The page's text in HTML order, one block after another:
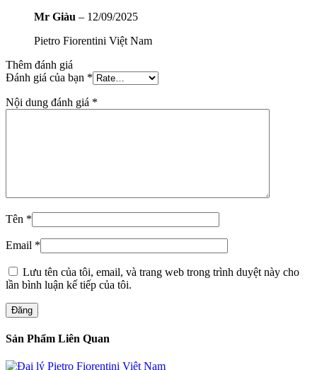
Mr Giàu – 12/09/2025
Pietro Fiorentini Việt Nam
Thêm đánh giá
Đánh giá của bạn *
Nội dung đánh giá *
Tên *
Email *
Lưu tên của tôi, email, và trang web trong trình duyệt này cho
lần bình luận kế tiếp của tôi.
Đăng
Sản Phẩm Liên Quan